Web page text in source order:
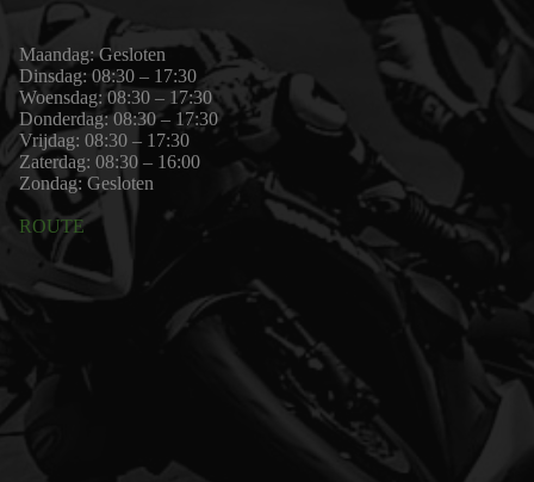
Maandag: Gesloten
Dinsdag: 08:30 – 17:30
Woensdag: 08:30 – 17:30
Donderdag: 08:30 – 17:30
Vrijdag: 08:30 – 17:30
Zaterdag: 08:30 – 16:00
Zondag: Gesloten
ROUTE